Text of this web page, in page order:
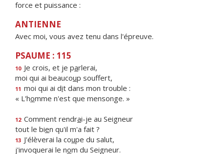
force et puissance :
ANTIENNE
Avec moi, vous avez tenu dans l'épreuve.
PSAUME : 115
10 Je crois, et je parlerai,
moi qui ai beaucoup souffert,
11 moi qui ai dit dans mon trouble :
« L'homme n'est que mensonge. »
12 Comment rendrai-je au Seigneur
tout le bien qu'il m'a fait ?
13 J'élèverai la coupe du salut,
j'invoquerai le nom du Seigneur.